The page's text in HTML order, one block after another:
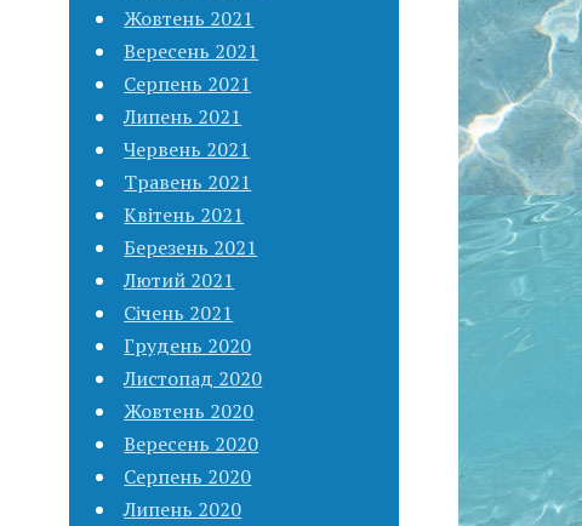
Жовтень 2021
Вересень 2021
Серпень 2021
Липень 2021
Червень 2021
Травень 2021
Квітень 2021
Березень 2021
Лютий 2021
Січень 2021
Грудень 2020
Листопад 2020
Жовтень 2020
Вересень 2020
Серпень 2020
Липень 2020